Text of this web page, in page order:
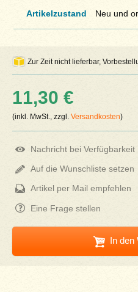
Artikelzustand Neu und
Zur Zeit nicht lieferbar,
11,30 €
(inkl. MwSt., zzgl.Versandkosten)
Nachricht bei Verfügbarkeit
Auf die Wunschliste setzen
Artikel per Mail empfehlen
Eine Frage stellen
In den